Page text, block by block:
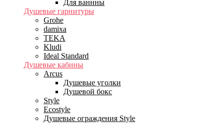
Для ваннны
Душевые гарнитуры
Grohe
damixa
TEKA
Kludi
Ideal Standard
Душевые кабины
Arcus
Душевые уголки
Душевой бокс
Style
Ecostyle
Душевые ограждения Style